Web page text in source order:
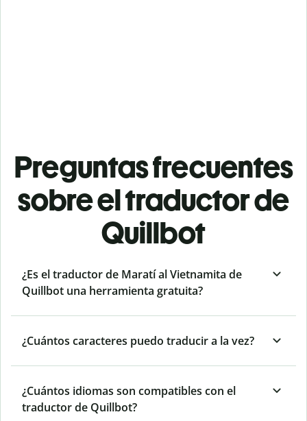
Preguntas frecuentes
sobre el traductor de
Quillbot
¿Es el traductor de Maratí al Vietnamita de
Quillbot una herramienta gratuita?
¿Cuántos caracteres puedo traducir a la vez?
¿Cuántos idiomas son compatibles con el
traductor de Quillbot?